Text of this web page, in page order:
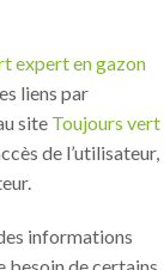
expert en gazon
liens par
site Toujours vert
de l’utilisateur,
informations